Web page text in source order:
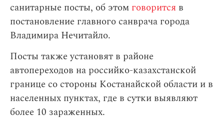
санитарные посты, об этом говорится в
постановление главного санврача города
Владимира Нечитайло.
Посты также установят в районе
автопереходов на российко-казахстанской
границе со стороны Костанайской области и в
населенных пунктах, где в сутки выявляют
более 10 зараженных.